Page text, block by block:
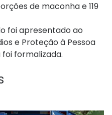
de maconha e 119
foi apresentado ao
e Proteção à Pessoa
formalizada.